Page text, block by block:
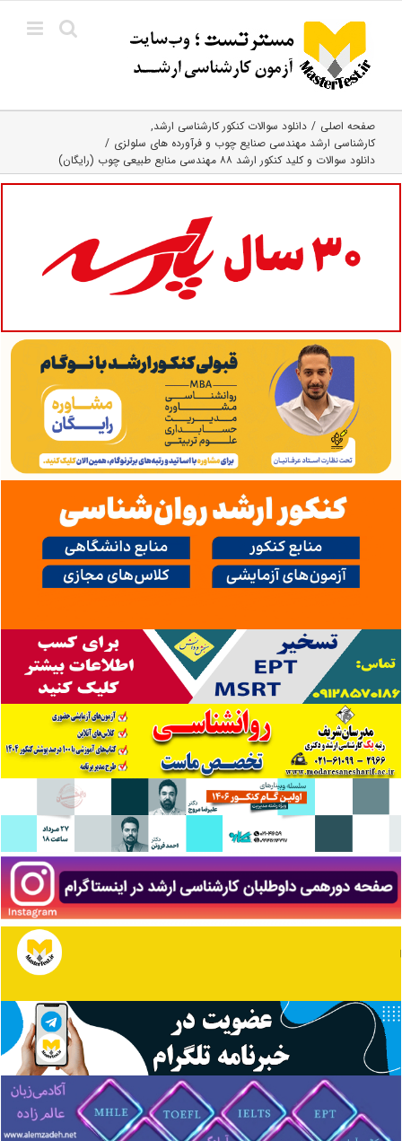
content
صفحه اصلی
دانلود سوالات کنکور کارشناسی ارشد
کارشناسی ارشد مهندسی صنایع چوب و فرآورده‌ های سلولزی
دانلود سوالات و کلید کنکور ارشد ۸۸ مهندسی منابع طبیعی چوب (رایگان)